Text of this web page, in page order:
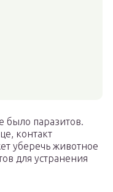
было паразитов.
контакт
уберечь животное
для устранения